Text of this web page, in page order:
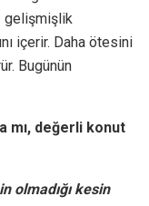
gelişmişlik
içerir. Daha ötesini
Bugünün
mı, değerli konut
olmadığı kesin